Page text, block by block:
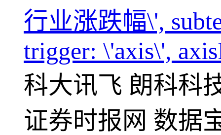
行业涨跌幅\',
trigger: \'axis\',
科大讯飞 朗科科
证券时报网 数据